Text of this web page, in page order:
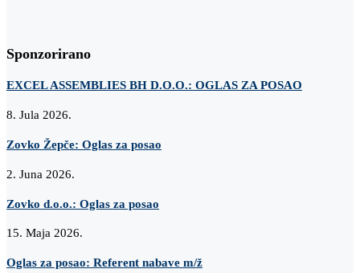
Sponzorirano
EXCEL ASSEMBLIES BH D.O.O.: OGLAS ZA POSAO
8. Jula 2026.
Zovko Žepče: Oglas za posao
2. Juna 2026.
Zovko d.o.o.: Oglas za posao
15. Maja 2026.
Oglas za posao: Referent nabave m/ž